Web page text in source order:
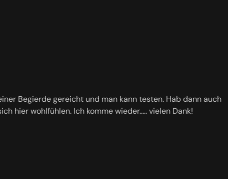
Begierde gereicht und man kann testen. Hab dann auch
hier wohlfühlen. Ich komme wieder..... vielen Dank!